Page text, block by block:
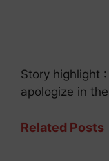
Story highlight
apologize in
Related Posts